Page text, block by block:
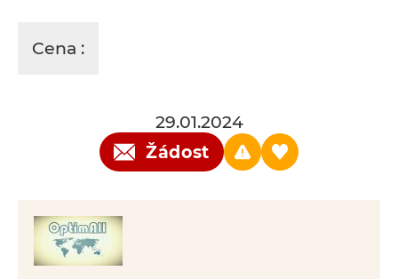
Cena :
29.01.2024
Žádost